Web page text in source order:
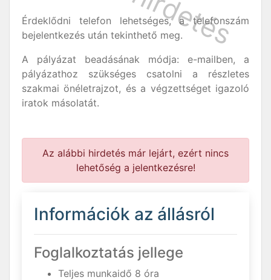
Érdeklődni telefon lehetséges, a telefonszám
bejelentkezés után tekinthető meg.
A pályázat beadásának módja: e-mailben, a
pályázathoz szükséges csatolni a részletes
szakmai önéletrajzot, és a végzettséget igazoló
iratok másolatát.
Az alábbi hirdetés már lejárt, ezért nincs
lehetőség a jelentkezésre!
Információk az állásról
Foglalkoztatás jellege
Teljes munkaidő 8 óra